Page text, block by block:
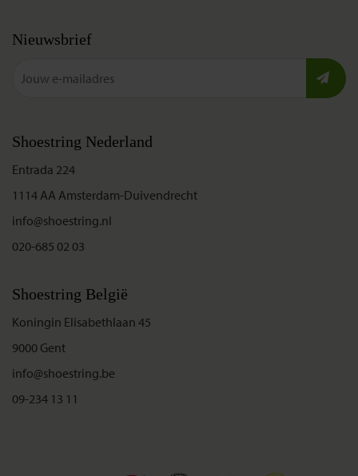
Nieuwsbrief
Shoestring Nederland
Entrada 224
1114 AA Amsterdam-Duivendrecht
info@shoestring.nl
020-685 02 03
Shoestring België
Koningin Elisabethlaan 45
9000 Gent
info@shoestring.be
09-234 13 11